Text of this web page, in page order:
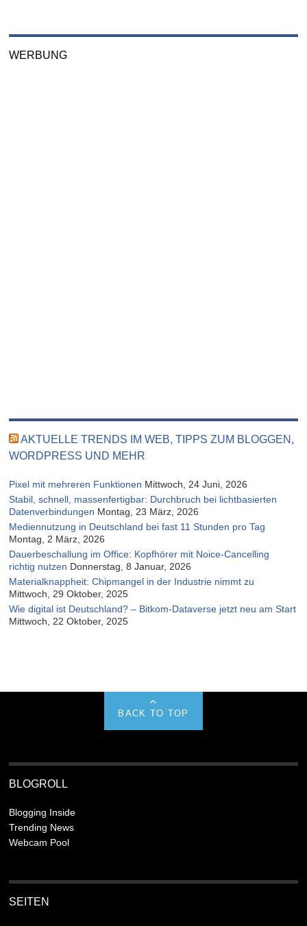
WERBUNG
AKTUELLE TRENDS IM WEB, TIPPS ZUM BLOGGEN,
WORDPRESS UND MEHR
Pixel mit mehreren Funktionen Mittwoch, 24 Juni, 2026
Stabil, schnell, massenfertigbar: Durchbruch bei lichtbasierten
Datenverbindungen Montag, 23 März, 2026
Mediennutzung in Deutschland bei fast 11 Stunden pro Tag
Montag, 2 März, 2026
Dauerbeschallung im Office: Kopfhörer mit Noice-Cancelling
richtig nutzen Donnerstag, 8 Januar, 2026
Materialknappheit: Chipmangel in der Industrie nimmt zu
Mittwoch, 29 Oktober, 2025
Wie digital ist Deutschland? – Bitkom-Dataverse jetzt neu am Start
Mittwoch, 22 Oktober, 2025
BACK TO TOP
BLOGROLL
Blogging Inside
Trending News
Webcam Pool
SEITEN